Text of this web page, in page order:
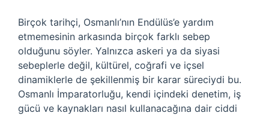
Birçok tarihçi, Osmanlı’nın Endülüs’e yardım
etmemesinin arkasında birçok farklı sebep
olduğunu söyler. Yalnızca askeri ya da siyasi
sebeplerle değil, kültürel, coğrafi ve içsel
dinamiklerle de şekillenmiş bir karar süreciydi bu.
Osmanlı İmparatorluğu, kendi içindeki denetim, iş
gücü ve kaynakları nasıl kullanacağına dair ciddi